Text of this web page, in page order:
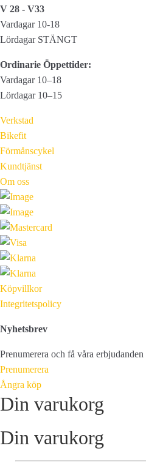
V 28 - V33
Vardagar 10-18
Lördagar STÄNGT
Ordinarie Öppettider:
Vardagar 10–18
Lördagar 10–15
Verkstad
Bikefit
Förmånscykel
Kundtjänst
Om oss
Köpvillkor
Integritetspolicy
Nyhetsbrev
Prenumerera och få våra
Prenumerera
Ångra köp
Din varukorg
Din varukorg